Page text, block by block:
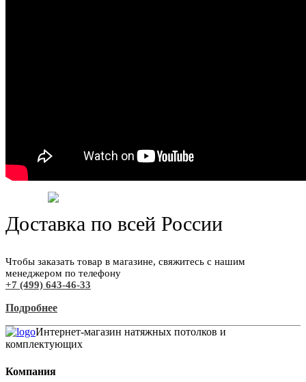
Доставка по всей России
Чтобы заказать товар в магазине, свяжитесь с нашим
менеджером по телефону
+7 (499) 643-46-33
Подробнее
Интернет-магазин натяжных потолков и
комплектующих
Компания